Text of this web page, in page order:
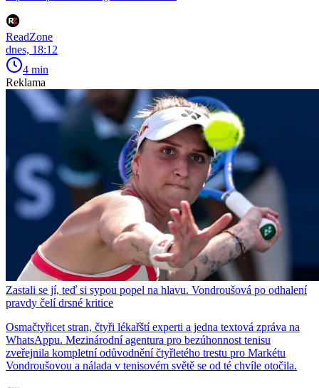
ReadZone
dnes, 18:12
4 min
Reklama
Zastali se jí, teď si sypou popel na hlavu. Vondroušová po odhalení
pravdy čelí drsné kritice
Osmačtyřicet stran, čtyři lékařští experti a jedna textová zpráva na
WhatsAppu. Mezinárodní agentura pro bezúhonnost tenisu
zveřejnila kompletní odůvodnění čtyřletého trestu pro Markétu
Vondroušovou a nálada v tenisovém světě se od té chvíle otočila.